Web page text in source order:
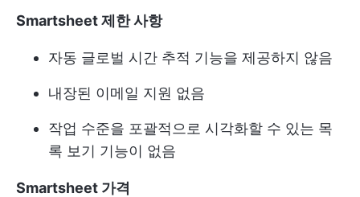
Smartsheet 제한 사항
자동 글로벌 시간 추적 기능을 제공하지 않음
내장된 이메일 지원 없음
작업 수준을 포괄적으로 시각화할 수 있는 목
록 보기 기능이 없음
Smartsheet 가격